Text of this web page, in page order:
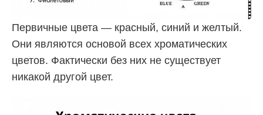
Первичные цвета — красный, синий и желтый.
Они являются основой всех хроматических
цветов. Фактически без них не существует
никакой другой цвет.